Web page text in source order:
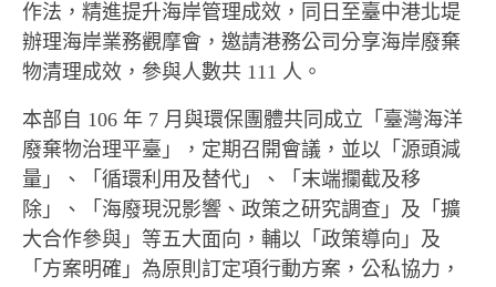
作法，精進提升海岸管理成效，同日至臺中港北堤
辦理海岸業務觀摩會，邀請港務公司分享海岸廢棄
物清理成效，參與人數共 111 人。
本部自 106 年 7 月與環保團體共同成立「臺灣海洋
廢棄物治理平臺」，定期召開會議，並以「源頭減
量」、「循環利用及替代」、「末端攔截及移
除」、「海廢現況影響、政策之研究調查」及「擴
大合作參與」等五大面向，輔以「政策導向」及
「方案明確」為原則訂定項行動方案，公私協力，